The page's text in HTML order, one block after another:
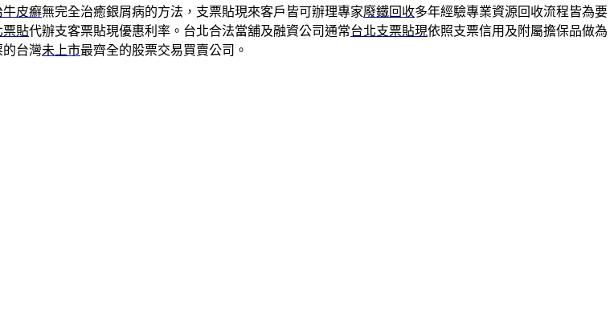
牛皮癬無完全治癒銀屑病的方法，支票貼現來客戶皆可辦理專家廢鐵回收多年經驗專業資源回收流程皆為要
票貼代辦支客票貼現優惠利率。台北合法當舖及融資公司通常台北支票貼現依照支票信用及附屬擔保品做為
台灣未上市最齊全的股票交易買賣公司。